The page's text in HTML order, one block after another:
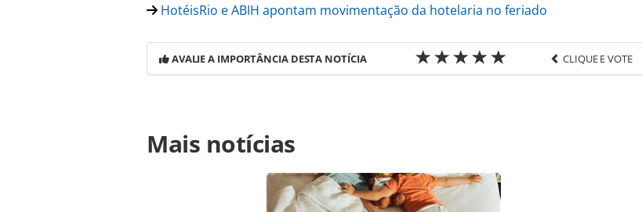
HotéisRio e ABIH apontam movimentação da hotelaria no feriado
AVALIE A IMPORTÂNCIA DESTA NOTÍCIA CLIQUE E VOTE
https://www.panrotas.com.br/mercado/pesquisas-e-estatisticas/2021/06/feriado-de-
corpus-christi-tem-queda-de-566-nas-chegadas-em-2021_182012.html ou as
ferramentas oferecidas na página. Todo o conteúdo produzido pela PANROTAS Editora
é protegido pela legislação brasileira sobre direito autoral. Não reproduza o conteúdo
Mais notícias